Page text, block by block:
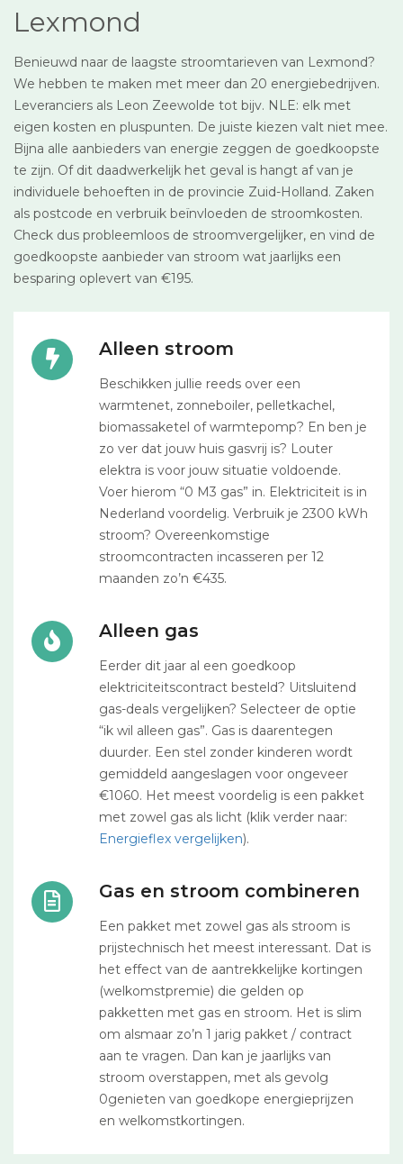
Lexmond
Benieuwd naar de laagste stroomtarieven van Lexmond?
We hebben te maken met meer dan 20 energiebedrijven.
Leveranciers als Leon Zeewolde tot bijv. NLE: elk met
eigen kosten en pluspunten. De juiste kiezen valt niet mee.
Bijna alle aanbieders van energie zeggen de goedkoopste
te zijn. Of dit daadwerkelijk het geval is hangt af van je
individuele behoeften in de provincie Zuid-Holland. Zaken
als postcode en verbruik beïnvloeden de stroomkosten.
Check dus probleemloos de stroomvergelijker, en vind de
goedkoopste aanbieder van stroom wat jaarlijks een
besparing oplevert van €195.
Alleen stroom
Beschikken jullie reeds over een
warmtenet, zonneboiler, pelletkachel,
biomassaketel of warmtepomp? En ben je
zo ver dat jouw huis gasvrij is? Louter
elektra is voor jouw situatie voldoende.
Voer hierom “0 M3 gas” in. Elektriciteit is in
Nederland voordelig. Verbruik je 2300 kWh
stroom? Overeenkomstige
stroomcontracten incasseren per 12
maanden zo’n €435.
Alleen gas
Eerder dit jaar al een goedkoop
elektriciteitscontract besteld? Uitsluitend
gas-deals vergelijken? Selecteer de optie
“ik wil alleen gas”. Gas is daarentegen
duurder. Een stel zonder kinderen wordt
gemiddeld aangeslagen voor ongeveer
€1060. Het meest voordelig is een pakket
met zowel gas als licht (klik verder naar:
Energieflex vergelijken).
Gas en stroom combineren
Een pakket met zowel gas als stroom is
prijstechnisch het meest interessant. Dat is
het effect van de aantrekkelijke kortingen
(welkomstpremie) die gelden op
pakketten met gas en stroom. Het is slim
om alsmaar zo’n 1 jarig pakket / contract
aan te vragen. Dan kan je jaarlijks van
stroom overstappen, met als gevolg
0genieten van goedkope energieprijzen
en welkomstkortingen.